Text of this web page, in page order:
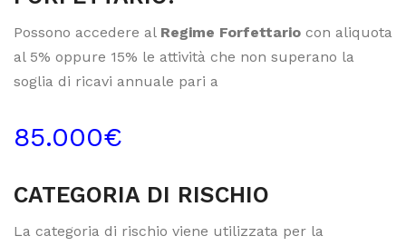
Possono accedere al Regime Forfettario con aliquota
al 5% oppure 15% le attività che non superano la
soglia di ricavi annuale pari a
85.000€
CATEGORIA DI RISCHIO
La categoria di rischio viene utilizzata per la